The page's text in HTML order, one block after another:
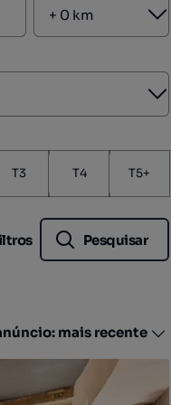
T3 T4 T5+
Pesquisar
mais recente